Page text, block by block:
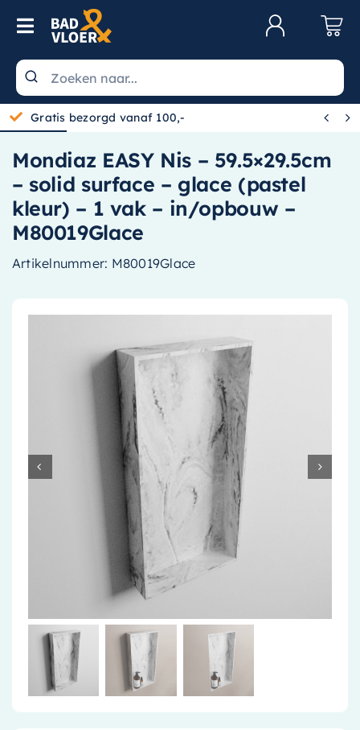
Skip to content
Toggle Navigation
Wastafels
Toiletten
Spiegels
Kranen
Douche
Badkamermeubels
Accessoires
Installatiemateriaal
Klimaatbeheersing
Gratis bezorgd vanaf 100,-  
Mondiaz EASY Nis – 59.5×29.5cm
– solid surface – glace (pastel
kleur) – 1 vak – in/opbouw –
M80019Glace
Artikelnummer: M80019Glace